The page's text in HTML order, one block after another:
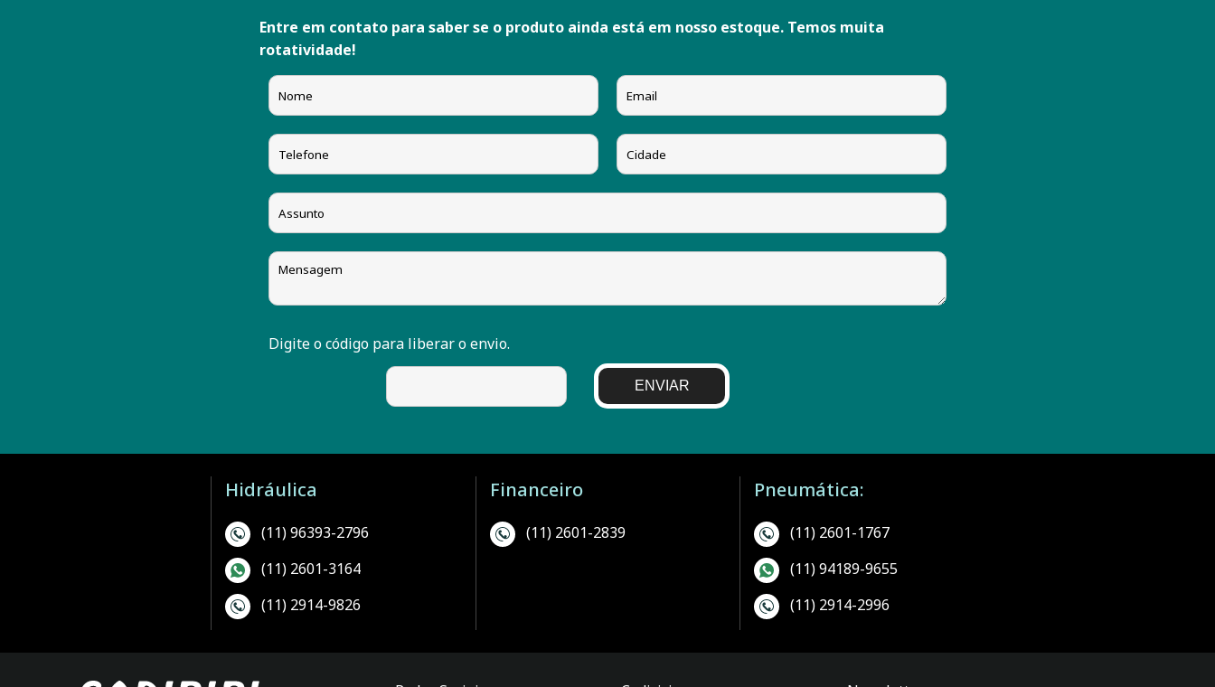
Entre em contato para saber se o produto ainda está em nosso estoque. Temos muita
rotatividade!
Digite o código para liberar o envio.
ENVIAR
Hidráulica
(11) 96393-2796
(11) 2601-3164
(11) 2914-9826
Financeiro
(11) 2601-2839
Pneumática:
(11) 2601-1767
(11) 94189-9655
(11) 2914-2996